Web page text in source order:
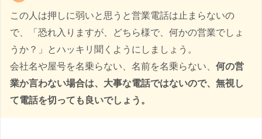
この人は押しに弱いと思うと営業電話は止まらないの
で、「恐れ入りますが、どちら様で、何かの営業でしょ
うか？」とハッキリ聞くようにしましょう。
会社名や屋号を名乗らない、名前を名乗らない、 何の営
業か言わない場合は、大事な電話ではないので、無視し
て電話を切っても良いでしょう。